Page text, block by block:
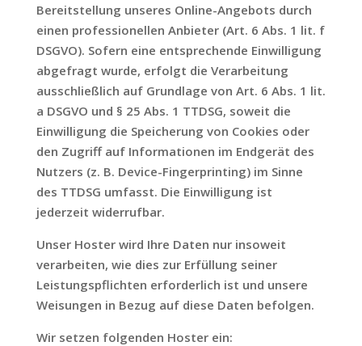
Bereitstellung unseres Online-Angebots durch
einen professionellen Anbieter (Art. 6 Abs. 1 lit. f
DSGVO). Sofern eine entsprechende Einwilligung
abgefragt wurde, erfolgt die Verarbeitung
ausschließlich auf Grundlage von Art. 6 Abs. 1 lit.
a DSGVO und § 25 Abs. 1 TTDSG, soweit die
Einwilligung die Speicherung von Cookies oder
den Zugriff auf Informationen im Endgerät des
Nutzers (z. B. Device-Fingerprinting) im Sinne
des TTDSG umfasst. Die Einwilligung ist
jederzeit widerrufbar.
Unser Hoster wird Ihre Daten nur insoweit
verarbeiten, wie dies zur Erfüllung seiner
Leistungspflichten erforderlich ist und unsere
Weisungen in Bezug auf diese Daten befolgen.
Wir setzen folgenden Hoster ein: